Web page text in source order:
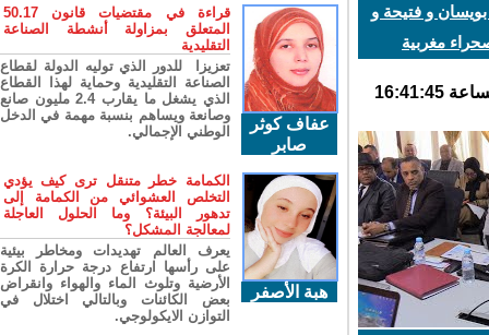
و فتيحة و
مغربية
عفاف كوثر
صابر
قراءة في مقتضيات قانون 50.17
المتعلق بمزاولة أنشطة الصناعة
التقليدية
تعزيزا للدور الذي توليه الدولة لقطاع
الصناعة التقليدية وحماية لهذا القطاع
الذي يشغل ما يقارب 2.4 مليون صانع
وصانعة ويساهم بنسبة مهمة في الدخل
الوطني الإجمالي.
هبة الأصفر
الكمامة خطر متنقل ترى كيف يؤدي
التخلص العشوائي من الكمامة إلى
تدهور البيئة؟ وما الحلول العاجلة
لمعالجة المشكل؟
يعرف العالم تهديدات ومخاطر بيئية
على رأسها ارتفاع درجة حرارة الكرة
الأرضية وتلوث الماء والهواء وانقراض
بعض الكائنات وبالتالي اختلال في
التوازن الايكولوجي.